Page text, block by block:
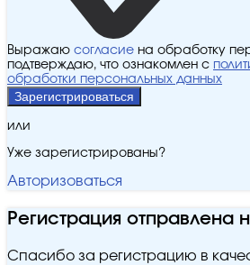
Выражаю согласие на обработку
подтверждаю, что ознакомлен с
обработки персональных данных
Зарегистрироваться
или
Уже зарегистрированы?
Авторизоваться
Регистрация
Спасибо за регистрацию в